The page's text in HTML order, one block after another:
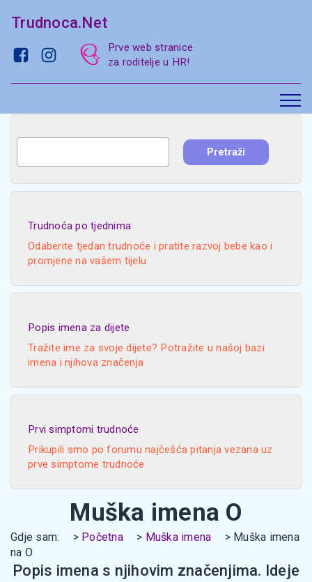
Trudnoca.Net
Prve web stranice
za roditelje u HR!
Trudnoća po tjednima
Odaberite tjedan trudnoće i pratite razvoj bebe kao i
promjene na vašem tijelu
Popis imena za dijete
Tražite ime za svoje dijete? Potražite u našoj bazi
imena i njihova značenja
Prvi simptomi trudnoće
Prikupili smo po forumu najčešća pitanja vezana uz
prve simptome trudnoće
Muška imena O
Gdje sam: Početna Muška imena
Muška imena
na O
Popis imena s njihovim značenjima. Ideje